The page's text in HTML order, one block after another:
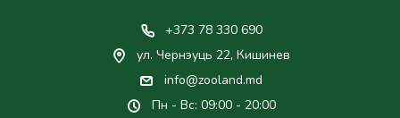
+373 78 330 690
ул. Чернэуць 22, Кишинев
info@zooland.md
Пн - Вс: 09:00 - 20:00